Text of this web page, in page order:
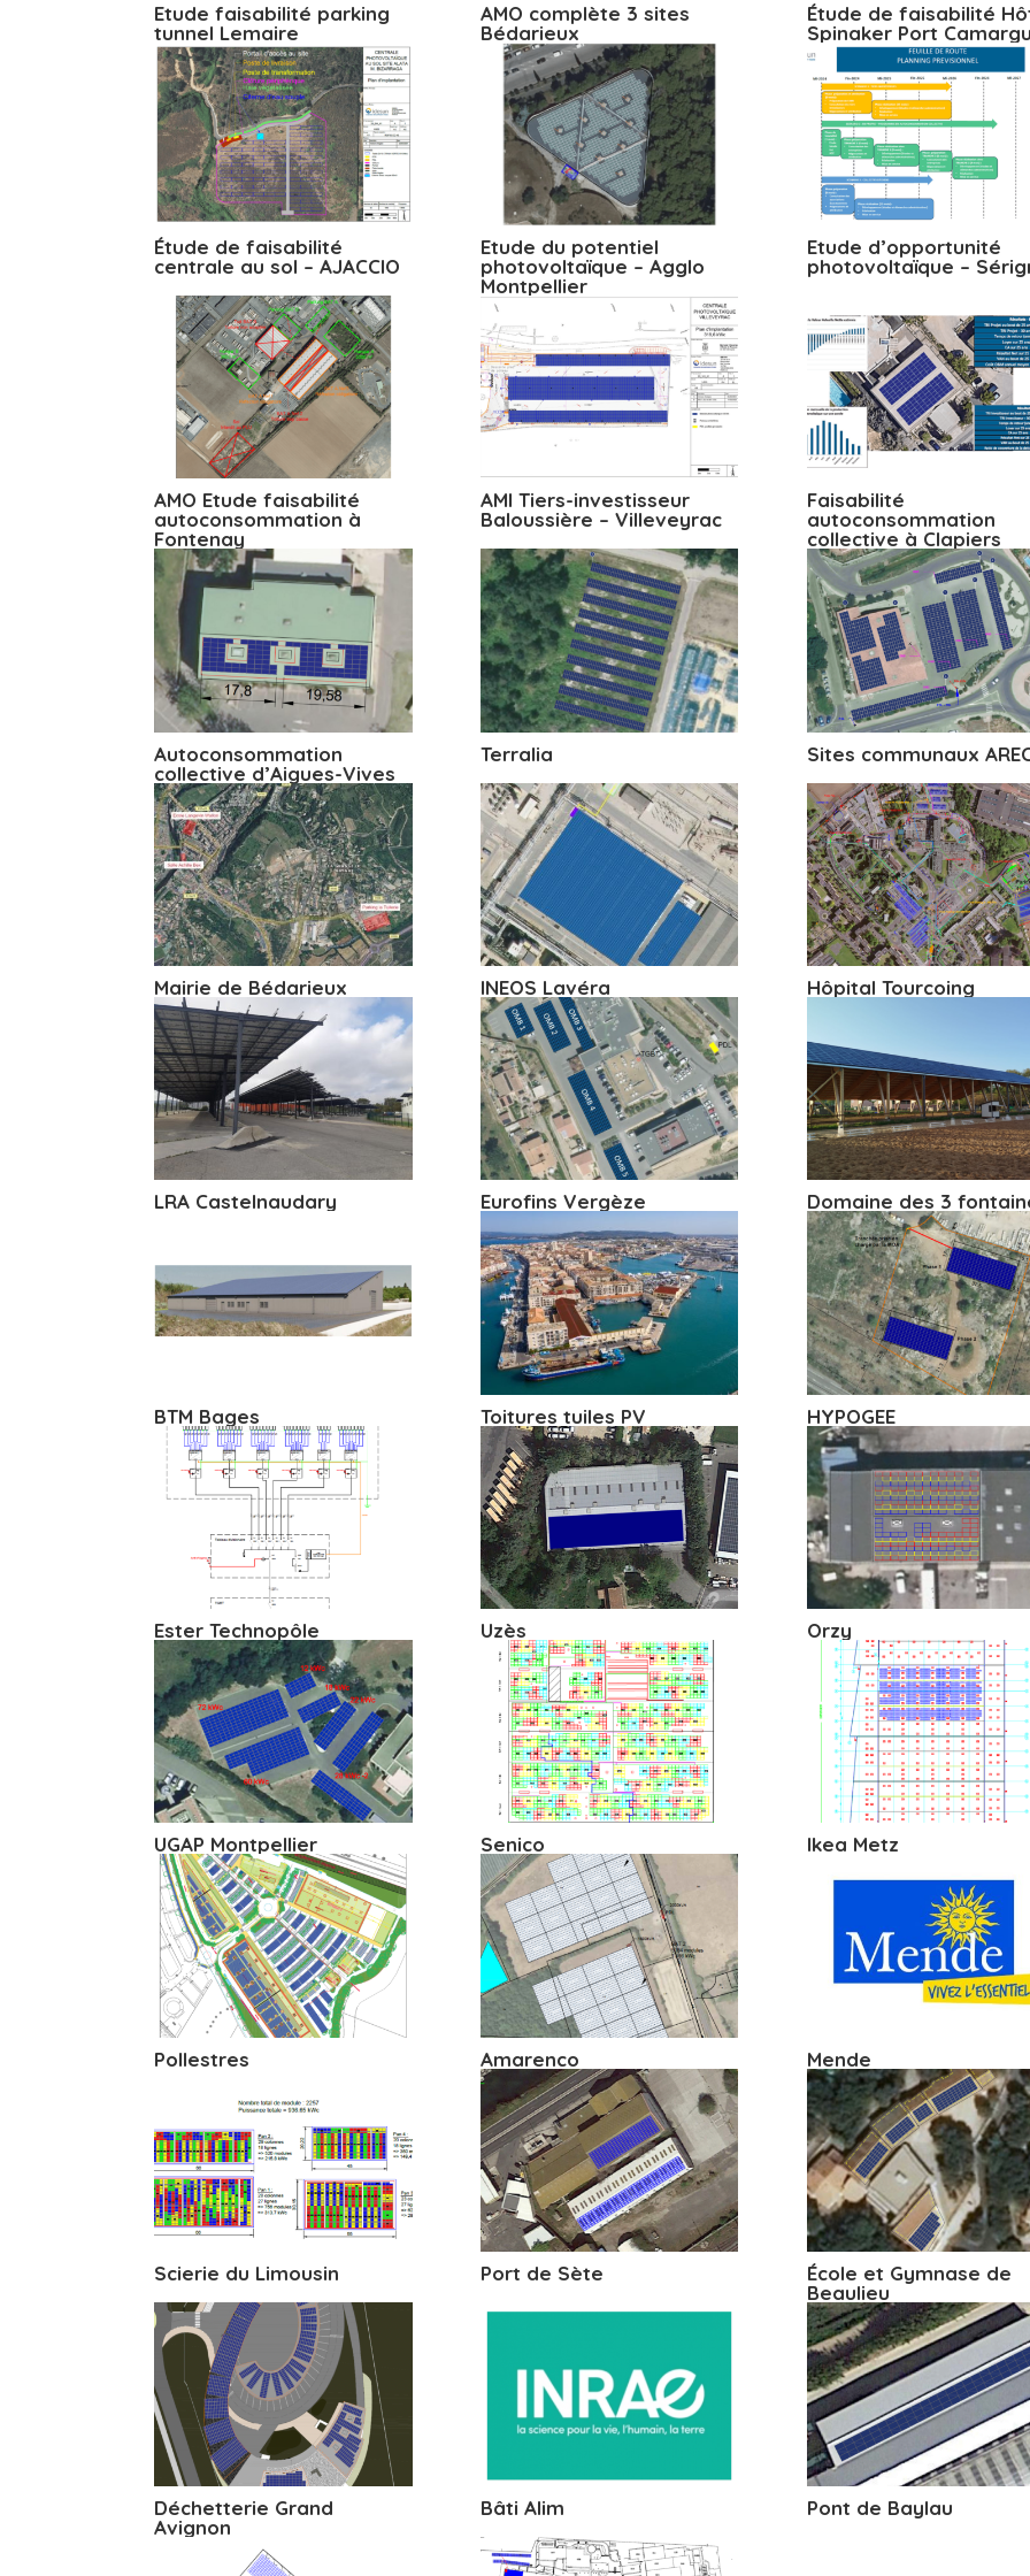
Etude faisabilité parking
tunnel Lemaire
AMO complète 3 sites
Bédarieux
Étude de faisabilité
Spinaker Port
Étude de faisabilité
centrale au sol – AJACCIO
Etude du potentiel
photovoltaïque – Agglo
Montpellier
Etude d’opportunité
photovoltaïque –
AMO Etude faisabilité
autoconsommation à
Fontenay
AMI Tiers-investisseur
Baloussière – Villeveyrac
Faisabilité
autoconsommation
collective à Clapiers
Autoconsommation
collective d’Aigues-Vives
Terralia Sites communaux
Mairie de Bédarieux INEOS Lavéra Hôpital Tourcoing
LRA Castelnaudary Eurofins Vergèze Domaine des 3
BTM Bages Toitures tuiles PV HYPOGEE
Ester Technopôle Uzès Orzy
UGAP Montpellier Senico Ikea Metz
Pollestres Amarenco Mende
Scierie du Limousin Port de Sète
École et Gymnase de
Beaulieu
Déchetterie Grand
Avignon
Bâti Alim Pont de Baylau